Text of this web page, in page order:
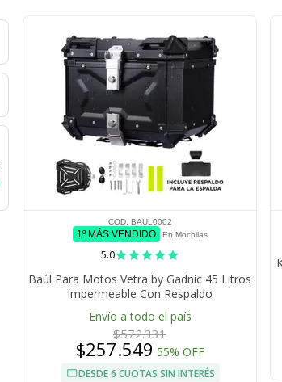
COD. BAUL0002
1º MÁS VENDIDO En Mochilas
5.0
Baúl Para Motos Vetra by Gadnic 45 Litros
Impermeable Con Respaldo
Envío a todo el país
$572.331
$257.549 55% OFF
DESDE 6 CUOTAS SIN INTERÉS